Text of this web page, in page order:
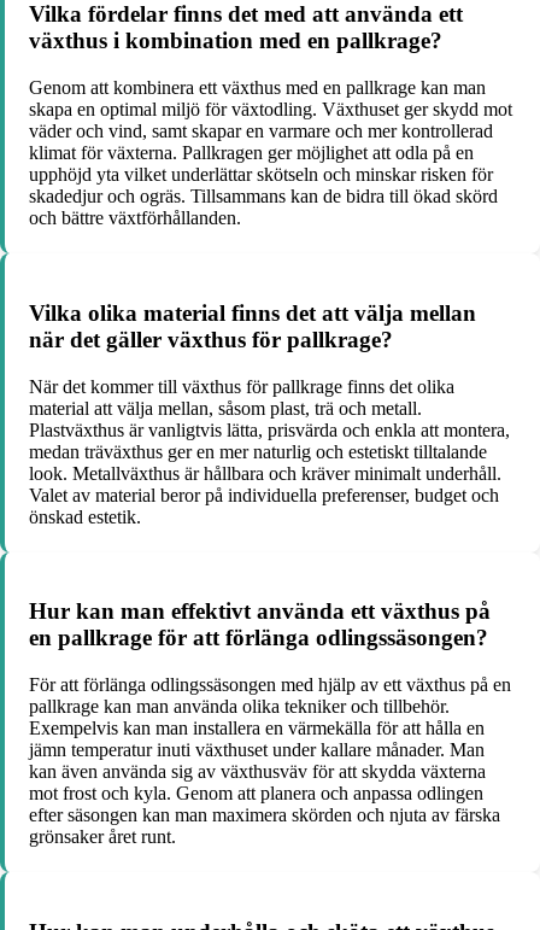
Vilka fördelar finns det med att använda ett
växthus i kombination med en pallkrage?
Genom att kombinera ett växthus med en pallkrage kan man
skapa en optimal miljö för växtodling. Växthuset ger skydd mot
väder och vind, samt skapar en varmare och mer kontrollerad
klimat för växterna. Pallkragen ger möjlighet att odla på en
upphöjd yta vilket underlättar skötseln och minskar risken för
skadedjur och ogräs. Tillsammans kan de bidra till ökad skörd
och bättre växtförhållanden.
Vilka olika material finns det att välja mellan
när det gäller växthus för pallkrage?
När det kommer till växthus för pallkrage finns det olika
material att välja mellan, såsom plast, trä och metall.
Plastväxthus är vanligtvis lätta, prisvärda och enkla att montera,
medan träväxthus ger en mer naturlig och estetiskt tilltalande
look. Metallväxthus är hållbara och kräver minimalt underhåll.
Valet av material beror på individuella preferenser, budget och
önskad estetik.
Hur kan man effektivt använda ett växthus på
en pallkrage för att förlänga odlingssäsongen?
För att förlänga odlingssäsongen med hjälp av ett växthus på en
pallkrage kan man använda olika tekniker och tillbehör.
Exempelvis kan man installera en värmekälla för att hålla en
jämn temperatur inuti växthuset under kallare månader. Man
kan även använda sig av växthusväv för att skydda växterna
mot frost och kyla. Genom att planera och anpassa odlingen
efter säsongen kan man maximera skörden och njuta av färska
grönsaker året runt.